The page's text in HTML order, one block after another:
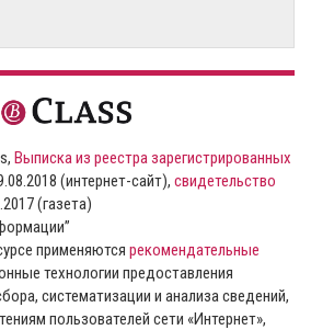
Выписка из реестра зарегистрированных
(интернет-сайт), свидетельство
(газета)
применяются рекомендательные
технологии предоставления
систематизации и анализа сведений,
пользователей сети «Интернет»,